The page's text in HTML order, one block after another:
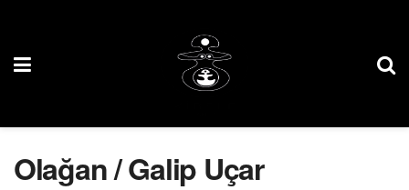
Olağan / Galip Uçar